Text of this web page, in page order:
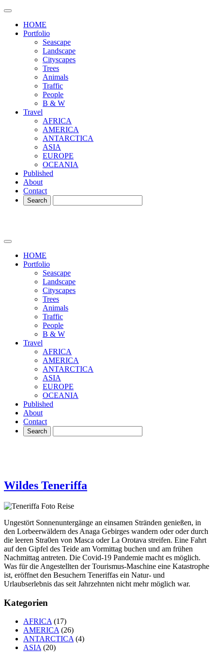
HOME
Portfolio
Seascape
Landscape
Cityscapes
Trees
Animals
Traffic
People
B & W
Travel
AFRICA
AMERICA
ANTARCTICA
ASIA
EUROPE
OCEANIA
Published
About
Contact
HOME
Portfolio
Seascape
Landscape
Cityscapes
Trees
Animals
Traffic
People
B & W
Travel
AFRICA
AMERICA
ANTARCTICA
ASIA
EUROPE
OCEANIA
Published
About
Contact
Wildes Teneriffa
Ungestört Sonnenuntergänge an einsamen Stränden genießen, in
den Lorbeerwäldern des Anaga Gebirges wandern oder oder durch
die leeren Stra0en von Masca oder La Orotava streifen. Eine Fahrt
auf den Gipfel des Teide am Vormittag buchen und am frühen
Nachmittag antreten. Die Covid-19 Pandemie macht es möglich.
Was für die Angestellten der Tourismus-Maschine eine Katastrophe
ist, eröffnet den Besuchern Teneriffas ein Natur- und
Urlaubserlebnis das seit Jahrzehnten nicht mehr möglich war.
Kategorien
AFRICA (17)
AMERICA (26)
ANTARCTICA (4)
ASIA (20)